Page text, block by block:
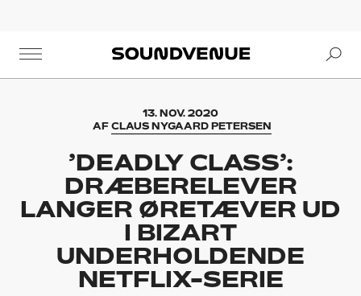
Soundvenue
13. NOV. 2020
AFCLAUS NYGAARD PETERSEN
’DEADLY CLASS’:
DRÆBERELEVER
LANGER ØRETÆVER UD
I BIZART
UNDERHOLDENDE
NETFLIX-SERIE